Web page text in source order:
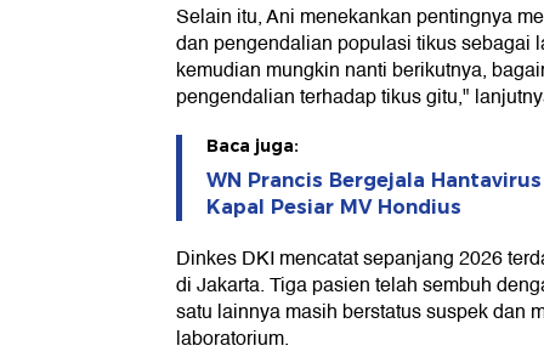
Selain itu, Ani menekankan pentingnya
dan pengendalian populasi tikus sebagai
kemudian mungkin nanti berikutnya,
pengendalian terhadap tikus gitu,"
Baca juga:
WN Prancis Bergejala
Kapal Pesiar MV Hondius
Dinkes DKI mencatat sepanjang 2026
di Jakarta. Tiga pasien telah sembuh
satu lainnya masih berstatus suspek dan
laboratorium.